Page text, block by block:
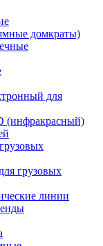
домкраты)
для
(инфракрасный)
грузовых
линии